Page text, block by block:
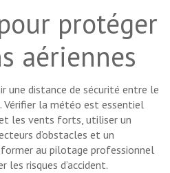
protéger
aériennes
une distance de sécurité entre le
la météo est essentiel
les vents forts, utiliser un
d’obstacles et un
au pilotage professionnel
les risques d’accident.